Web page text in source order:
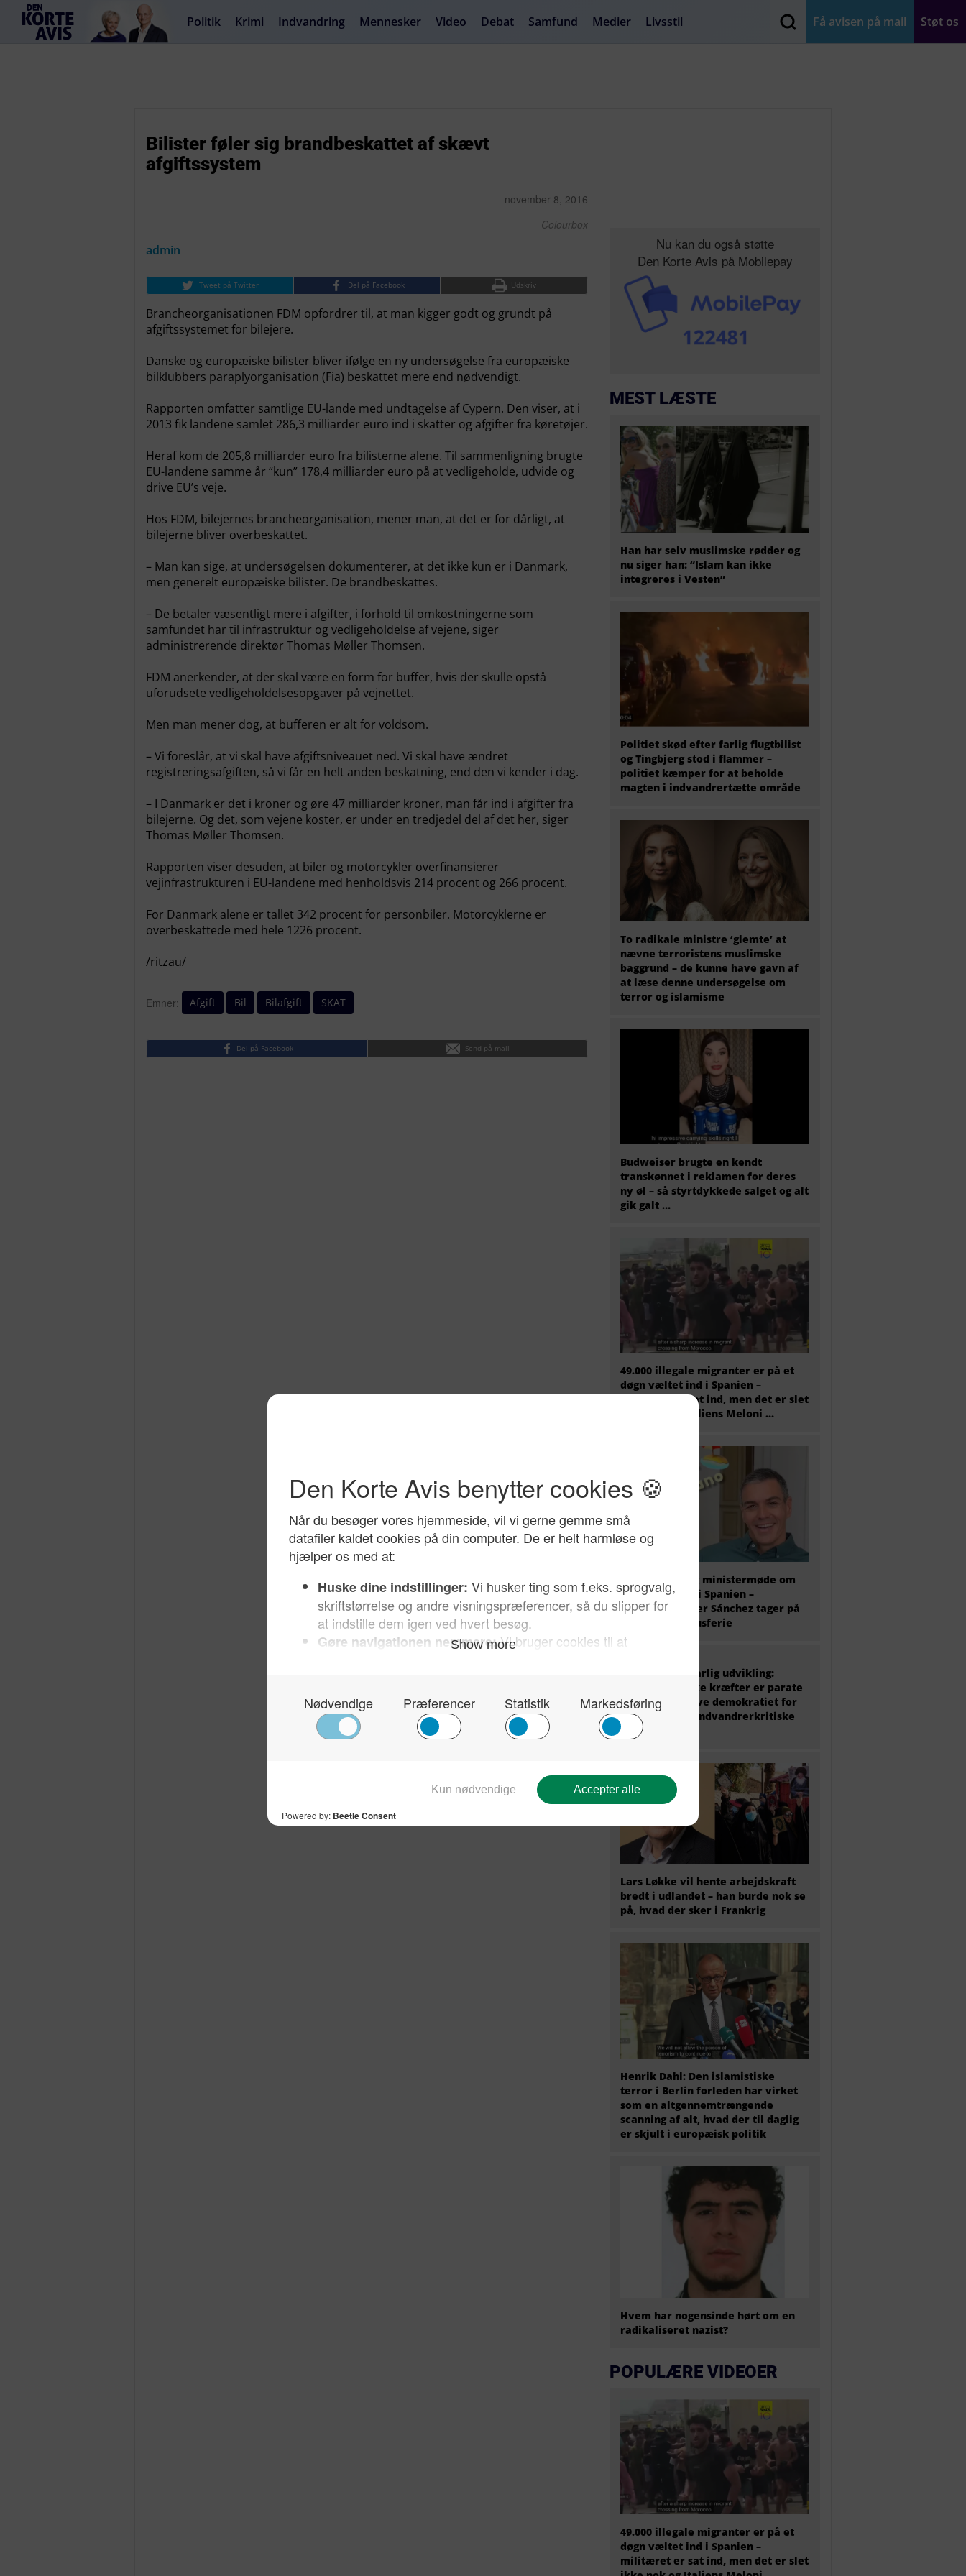
Få avisen på mail Støt os
Politik Krimi Indvandring Mennesker Video Debat Samfund Medier Livsstil
Bilister føler sig brandbeskattet af skævt
afgiftssystem
november 8, 2016
Colourbox
admin
Tweet på Twitter Del på Facebook Udskriv
Brancheorganisationen FDM opfordrer til, at man kigger godt og grundt på
afgiftssystemet for bilejere.
Danske og europæiske bilister bliver ifølge en ny undersøgelse fra europæiske
bilklubbers paraplyorganisation (Fia) beskattet mere end nødvendigt.
Rapporten omfatter samtlige EU-lande med undtagelse af Cypern. Den viser, at i
2013 fik landene samlet 286,3 milliarder euro ind i skatter og afgifter fra køretøjer.
Heraf kom de 205,8 milliarder euro fra bilisterne alene. Til sammenligning brugte
EU-landene samme år “kun” 178,4 milliarder euro på at vedligeholde, udvide og
drive EU’s veje.
Hos FDM, bilejernes brancheorganisation, mener man, at det er for dårligt, at
bilejerne bliver overbeskattet.
– Man kan sige, at undersøgelsen dokumenterer, at det ikke kun er i Danmark,
men generelt europæiske bilister. De brandbeskattes.
– De betaler væsentligt mere i afgifter, i forhold til omkostningerne som
samfundet har til infrastruktur og vedligeholdelse af vejene, siger
administrerende direktør Thomas Møller Thomsen.
FDM anerkender, at der skal være en form for buffer, hvis der skulle opstå
uforudsete vedligeholdelsesopgaver på vejnettet.
Men man mener dog, at bufferen er alt for voldsom.
– Vi foreslår, at vi skal have afgiftsniveauet ned. Vi skal have ændret
registreringsafgiften, så vi får en helt anden beskatning, end den vi kender i dag.
– I Danmark er det i kroner og øre 47 milliarder kroner, man får ind i afgifter fra
bilejerne. Og det, som vejene koster, er under en tredjedel del af det her, siger
Thomas Møller Thomsen.
Rapporten viser desuden, at biler og motorcykler overfinansierer
vejinfrastrukturen i EU-landene med henholdsvis 214 procent og 266 procent.
For Danmark alene er tallet 342 procent for personbiler. Motorcyklerne er
overbeskattede med hele 1226 procent.
/ritzau/
Emner: Afgift Bil Bilafgift SKAT
Del på Facebook Send på mail
Nu kan du også støtte
Den Korte Avis på Mobilepay
MEST LÆSTE
Han har selv muslimske rødder og
nu siger han: “Islam kan ikke
integreres i Vesten”
Politiet skød efter farlig flugtbilist
og Tingbjerg stod i flammer –
politiet kæmper for at beholde
magten i indvandrertætte område
To radikale ministre ‘glemte’ at
nævne terroristens muslimske
baggrund – de kunne have gavn af
at læse denne undersøgelse om
terror og islamisme
Budweiser brugte en kendt
transkønnet i reklamen for deres
ny øl – så styrtdykkede salget og alt
gik galt …
49.000 illegale migranter er på et
døgn væltet ind i Spanien –
militæret er sat ind, men det er slet
ikke nok og Italiens Meloni ...
EU holder i dag ministermøde om
migrantkrisen i Spanien –
premierminister Sánchez tager på
fire ugers luksusferie
Tysk politik i farlig udvikling:
Stærke politiske kræfter er parate
til at undergrave demokratiet for
at ramme det indvandrerkritiske
AfD
Lars Løkke vil hente arbejdskraft
bredt i udlandet – han burde nok se
på, hvad der sker i Frankrig
Henrik Dahl: Den islamistiske
terror i Berlin forleden har virket
som en altgennemtrængende
scanning af alt, hvad der til daglig
er skjult i europæisk politik
Hvem har nogensinde hørt om en
radikaliseret nazist?
POPULÆRE VIDEOER
49.000 illegale migranter er på et
døgn væltet ind i Spanien –
militæret er sat ind, men det er slet